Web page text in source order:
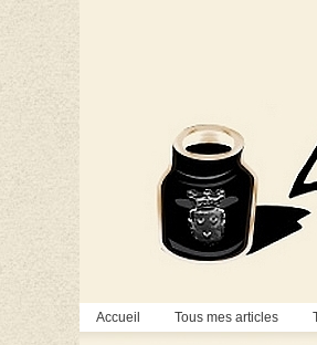
Accueil Tous mes articles